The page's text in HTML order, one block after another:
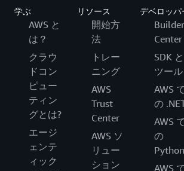
学ぶ
AWS と
は？
クラウ
ドコン
ピュー
ティン
グとは?
エージ
ェンテ
ィック
リソース
開始方
法
トレー
ニング
AWS
Trust
Center
AWS ソ
リュー
ション
デベロッパ
Builder
Center
SDK と
ツール
AWS
の
AWS
の
Python
AWS